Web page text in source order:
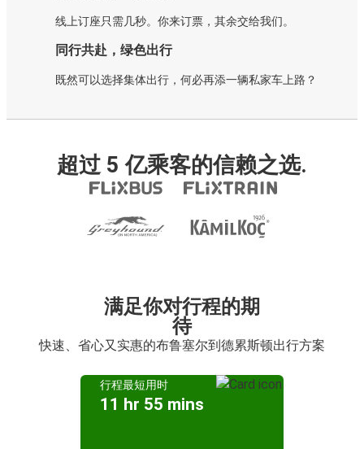
线上订座只需几秒。你来订票，其余交给我们。
同行共赴，绿色出行
既然可以选择集体出行，何必再添一辆私家车上路？
超过 5 亿乘客的信赖之选.
满足你对行程的期
待
快速、省心又实惠的布鲁塞尔到德累斯顿出行方案
行程最短用时
11 hr 55 mins